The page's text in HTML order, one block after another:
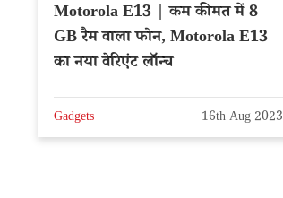
Motorola E13 | कम कीमत में 8
GB रैम वाला फोन, Motorola E13
का नया वेरिएंट लॉन्च
Gadgets 16th Aug 2023